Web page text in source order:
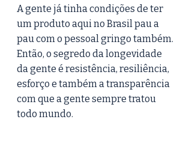
A gente já tinha condições de ter
um produto aqui no Brasil pau a
pau com o pessoal gringo também.
Então, o segredo da longevidade
da gente é resistência, resiliência,
esforço e também a transparência
com que a gente sempre tratou
todo mundo.